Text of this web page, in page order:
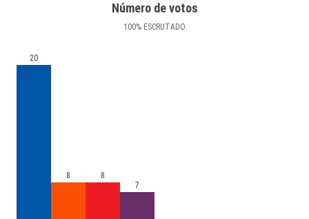
Número de votos
100% ESCRUTADO
20
8
8
7